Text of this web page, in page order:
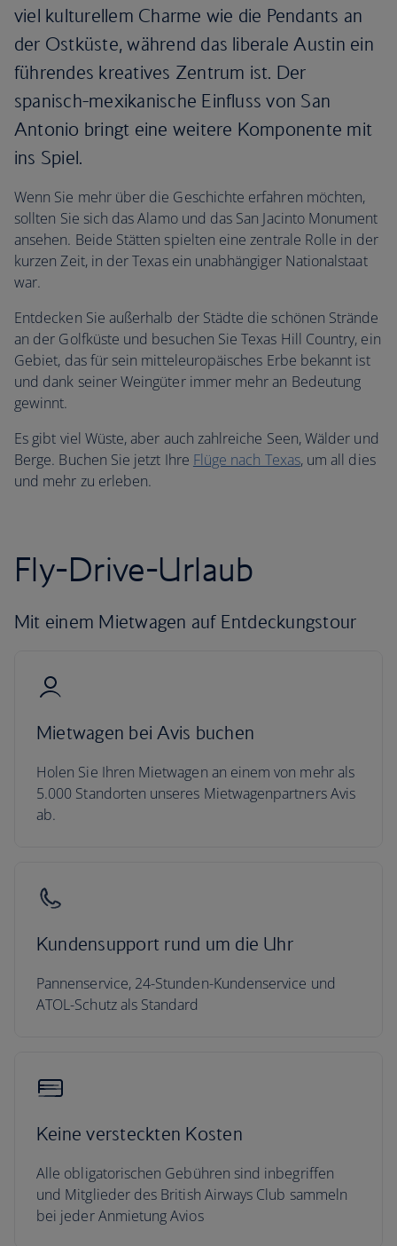
viel kulturellem Charme wie die Pendants an
der Ostküste, während das liberale Austin ein
führendes kreatives Zentrum ist. Der
spanisch-mexikanische Einfluss von San
Antonio bringt eine weitere Komponente mit
ins Spiel.
Wenn Sie mehr über die Geschichte erfahren möchten,
sollten Sie sich das Alamo und das San Jacinto Monument
ansehen. Beide Stätten spielten eine zentrale Rolle in der
kurzen Zeit, in der Texas ein unabhängiger Nationalstaat
war.
Entdecken Sie außerhalb der Städte die schönen Strände
an der Golfküste und besuchen Sie Texas Hill Country, ein
Gebiet, das für sein mitteleuropäisches Erbe bekannt ist
und dank seiner Weingüter immer mehr an Bedeutung
gewinnt.
Es gibt viel Wüste, aber auch zahlreiche Seen, Wälder und
Berge. Buchen Sie jetzt Ihre Flüge nach Texas, um all dies
und mehr zu erleben.
Fly-Drive-Urlaub
Mit einem Mietwagen auf Entdeckungstour
Mietwagen bei Avis buchen
Holen Sie Ihren Mietwagen an einem von mehr als
5.000 Standorten unseres Mietwagenpartners Avis
ab.
Kundensupport rund um die Uhr
Pannenservice, 24-Stunden-Kundenservice und
ATOL-Schutz als Standard
Keine versteckten Kosten
Alle obligatorischen Gebühren sind inbegriffen
und Mitglieder des British Airways Club sammeln
bei jeder Anmietung Avios